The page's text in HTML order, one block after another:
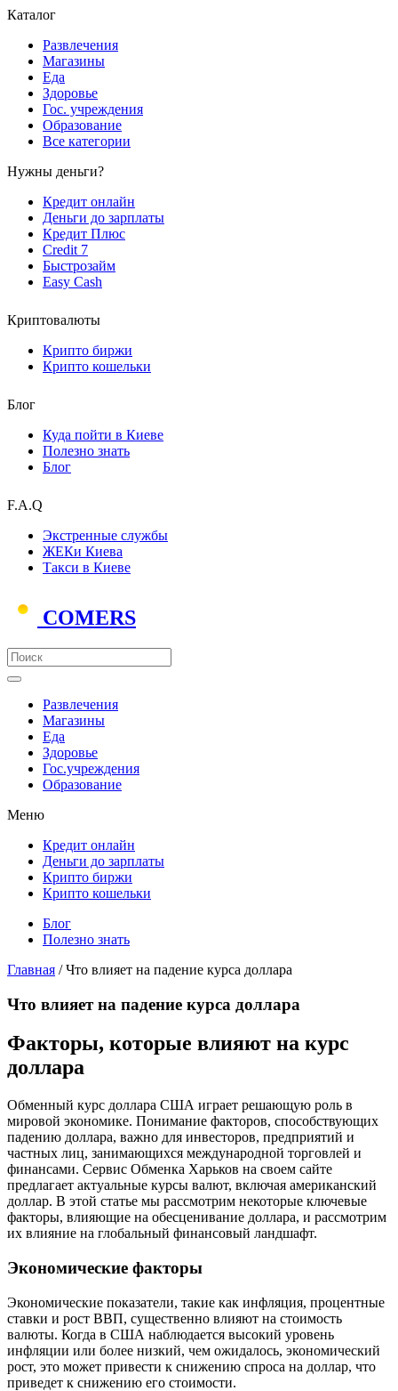
Каталог
Развлечения
Магазины
Еда
Здоровье
Гос. учреждения
Образование
Все категории
Нужны деньги?
Кредит онлайн
Деньги до зарплаты
Кредит Плюс
Credit 7
Быстрозайм
Easy Cash
Криптовалюты
Крипто биржи
Крипто кошельки
Блог
Куда пойти в Киеве
Полезно знать
Блог
F.A.Q
Экстренные службы
ЖЕКи Киева
Такси в Киеве
COMERS
Развлечения
Магазины
Еда
Здоровье
Гос.учреждения
Образование
Меню
Кредит онлайн
Деньги до зарплаты
Крипто биржи
Крипто кошельки
Блог
Полезно знать
Главная / Что влияет на падение курса доллара
Что влияет на падение курса доллара
Факторы, которые влияют на курс
доллара
Обменный курс доллара США играет решающую роль в
мировой экономике. Понимание факторов, способствующих
падению доллара, важно для инвесторов, предприятий и
частных лиц, занимающихся международной торговлей и
финансами. Сервис Обменка Харьков на своем сайте
предлагает актуальные курсы валют, включая американский
доллар. В этой статье мы рассмотрим некоторые ключевые
факторы, влияющие на обесценивание доллара, и рассмотрим
их влияние на глобальный финансовый ландшафт.
Экономические факторы
Экономические показатели, такие как инфляция, процентные
ставки и рост ВВП, существенно влияют на стоимость
валюты. Когда в США наблюдается высокий уровень
инфляции или более низкий, чем ожидалось, экономический
рост, это может привести к снижению спроса на доллар, что
приведет к снижению его стоимости.